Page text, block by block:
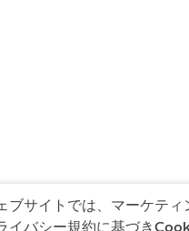
ブサイトでは、マーケテ
イバシー規約に基づき